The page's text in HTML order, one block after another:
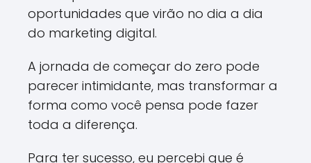
oportunidades que virão no dia a dia
do marketing digital.
A jornada de começar do zero pode
parecer intimidante, mas transformar a
forma como você pensa pode fazer
toda a diferença.
Para ter sucesso, eu percebi que é